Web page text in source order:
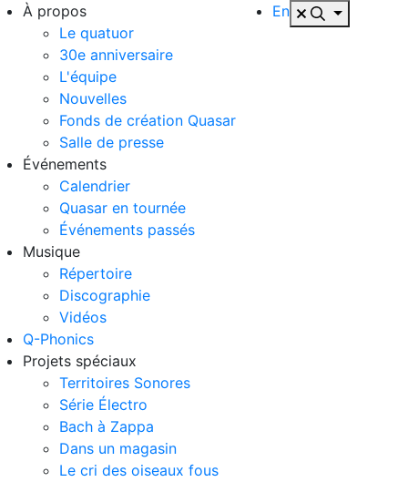
À propos
Le quatuor
30e anniversaire
L'équipe
Nouvelles
Fonds de création Quasar
Salle de presse
Événements
Calendrier
Quasar en tournée
Événements passés
Musique
Répertoire
Discographie
Vidéos
Q-Phonics
Projets spéciaux
Territoires Sonores
Série Électro
Bach à Zappa
Dans un magasin
Le cri des oiseaux fous
En